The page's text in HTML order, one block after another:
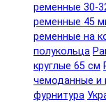
ременные 30-
ременные 45
ременные на
полукольца
круглые 65 см
чемоданные и
фурнитура